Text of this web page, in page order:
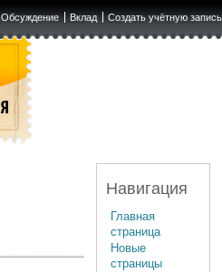
Обсуждение Вклад Создать учётную запись
Навигация
Главная
страница
Новые
страницы